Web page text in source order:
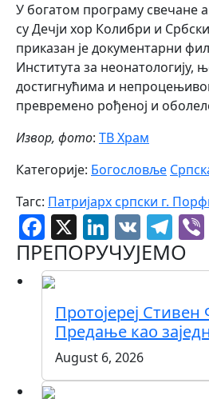
У богатом програму свечане
су Дечји хор Колибри и
приказан је документарни
Института за неонатологију,
достигнућима и
превремено рођеној и
Извор, фото: ТВ Храм
Категорије: Богословље
Тагс: Патријарх српски г.
Facebook
X VK
ПРЕПОРУЧУЈЕМО
Протојереј
Предање као
August 6, 2026